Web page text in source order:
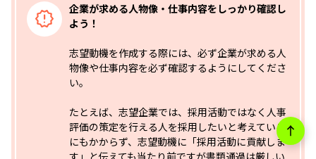
企業が求める人物像・仕事内容をしっかり確認し
よう！
志望動機を作成する際には、必ず企業が求める人
物像や仕事内容を必ず確認するようにしてくださ
い。
たとえば、志望企業では、採用活動ではなく人事
評価の策定を行える人を採用したいと考えている
にもかからず、志望動機に「採用活動に貢献しま
す」と伝えても当たり前ですが書類通過は厳しい